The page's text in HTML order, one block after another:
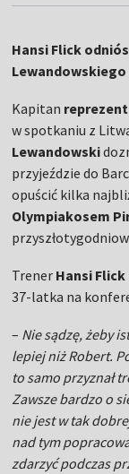
Hansi Flick
Lewandowskiego
Kapitan
w spotkaniu z
Lewandowski
przyjeździe do
opuścić kilka
Olympiakosem
Trener Hansi Flick
37-latka na
– Nie sądzę, żeby
lepiej niż Robert.
to samo przyznał
Zawsze bardzo o
nie jest w tak
nad tym
zdarzyć podczas